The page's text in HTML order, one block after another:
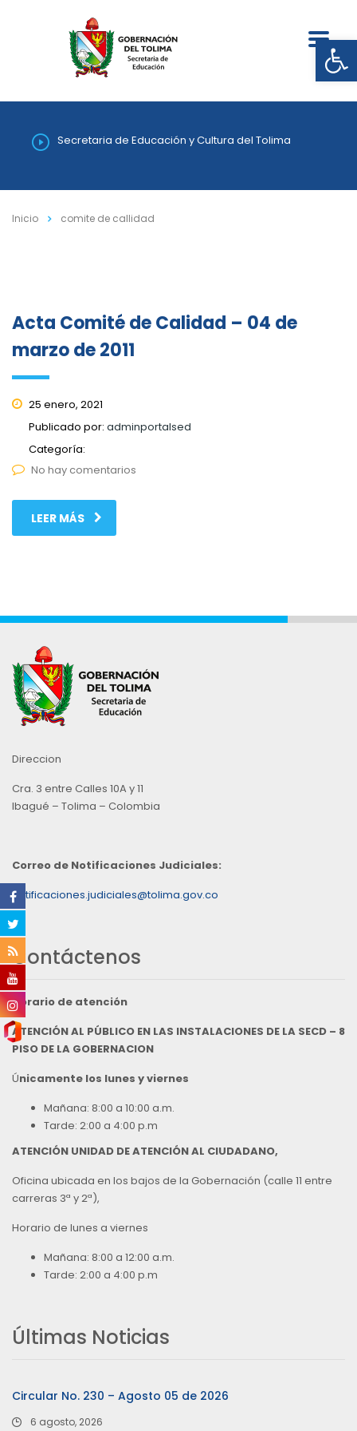
Secretaria de Educación y Cultura del Tolima
Inicio comite de callidad
Acta Comité de Calidad – 04 de
marzo de 2011
25 enero, 2021
Publicado por: adminportalsed
Categoría:
No hay comentarios
LEER MÁS
Direccion
Cra. 3 entre Calles 10A y 11
Ibagué – Tolima – Colombia
Correo de Notificaciones Judiciales:
notificaciones.judiciales@tolima.gov.co
Contáctenos
Horario de atención
ATENCIÓN AL PÚBLICO EN LAS INSTALACIONES DE LA SECD – 8
PISO DE LA GOBERNACION
Únicamente los lunes y viernes
Mañana: 8:00 a 10:00 a.m.
Tarde: 2:00 a 4:00 p.m
ATENCIÓN UNIDAD DE ATENCIÓN AL CIUDADANO,
Oficina ubicada en los bajos de la Gobernación (calle 11 entre
carreras 3ª y 2ª),
Horario de lunes a viernes
Mañana: 8:00 a 12:00 a.m.
Tarde: 2:00 a 4:00 p.m
Últimas Noticias
Circular No. 230 – Agosto 05 de 2026
6 agosto, 2026